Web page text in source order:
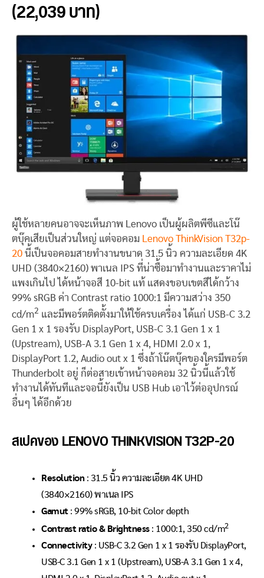
(22,039 บาท)
ผู้ใช้หลายคนอาจจะเห็นภาพ Lenovo เป็นผู้ผลิตพีซีและโน๊
ตบุ๊คเสียเป็นส่วนใหญ่ แต่จอคอม
Lenovo ThinkVision T32p-
20 นี้เป็นจอคอมสายทำงานขนาด 31.5 นิ้ว ความละเอียด 4K
UHD (3840×2160) พาเนล IPS ที่น่าซื้อมาทำงานและราคาไม่
แพงเกินไป ได้หน้าจอสี 10-bit แท้ แสดงขอบเขตสีได้กว้าง
99% sRGB ค่า Contrast ratio 1000:1 มีความสว่าง 350
cd/m2 และมีพอร์ตติดตั้งมาให้ใช้ครบเครื่อง ได้แก่ USB-C 3.2
Gen 1 x 1 รองรับ DisplayPort, USB-C 3.1 Gen 1 x 1
(Upstream), USB-A 3.1 Gen 1 x 4, HDMI 2.0 x 1,
DisplayPort 1.2, Audio out x 1 ซึ่งถ้าโน๊ตบุ๊คของใครมีพอร์ต
Thunderbolt อยู่ ก็ต่อสายเข้าหน้าจอคอม 32 นิ้วนี้แล้วใช้
ทำงานได้ทันทีและจอนี้ยังเป็น USB Hub เอาไว้ต่ออุปกรณ์
อื่นๆ ได้อีกด้วย
สเปคของ LENOVO THINKVISION T32P-20
Resolution: 31.5 นิ้ว ความละเอียด 4K UHD
(3840×2160) พาเนล IPS
Gamut: 99% sRGB, 10-bit Color depth
Contrast ratio & Brightness: 1000:1, 350 cd/m2
Connectivity: USB-C 3.2 Gen 1 x 1 รองรับ DisplayPort,
USB-C 3.1 Gen 1 x 1 (Upstream), USB-A 3.1 Gen 1 x 4,